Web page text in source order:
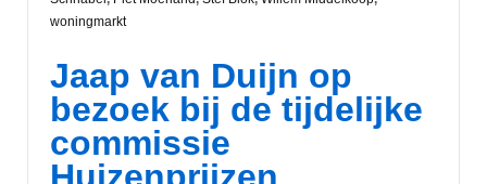
woningmarkt
Jaap van Duijn op
bezoek bij de tijdelijke
commissie